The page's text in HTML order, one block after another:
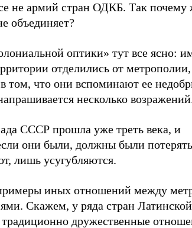
не армий стран ОДКБ. Так почему
объединяет?
оптики» тут все ясно:
отделились от
в том, что они вспоминают ее
несколько
СССР прошла уже треть века, и
они были, должны были
лишь усугубляются.
иных отношений между
Скажем, у ряда стран Латинской
дружественные